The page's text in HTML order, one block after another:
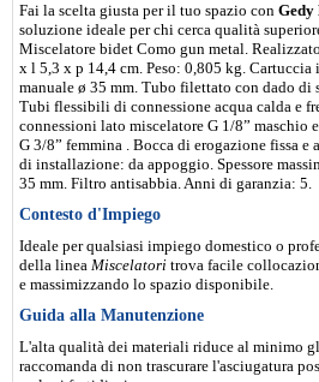
Fai la scelta giusta per il tuo spazio con Gedy
soluzione ideale per chi cerca qualità
Miscelatore bidet Como gun metal.
x l 5,3 x p 14,4 cm. Peso: 0,805 kg.
manuale ø 35 mm. Tubo filettato con dado di
Tubi flessibili di connessione acqua calda e
connessioni lato miscelatore G 1/8” maschio
G 3/8” femmina . Bocca di erogazione fissa e
di installazione: da appoggio. Spessore
35 mm. Filtro antisabbia. Anni di garanzia: 5.
Contesto d'Impiego
Ideale per qualsiasi impiego domestico o
della linea Miscelatori trova facile
e massimizzando lo spazio disponibile.
Guida alla Manutenzione
L'alta qualità dei materiali riduce al minimo
raccomanda di non trascurare l'asciugatura